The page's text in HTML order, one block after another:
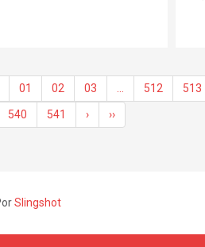
01 02 03 512 513
540 541 › ››
Slingshot